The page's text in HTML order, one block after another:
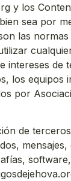
y los
sea por
las
intereses
los
por
de